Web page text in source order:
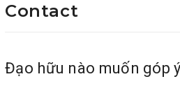
Contact
Đạo hữu nào muốn góp